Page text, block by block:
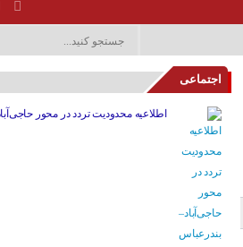
اجتماعی
اطلاعیه محدودیت تردد در محور